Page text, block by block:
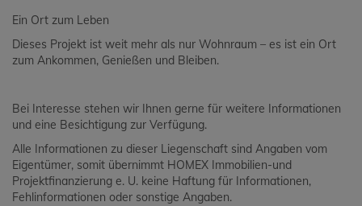
Ein Ort zum Leben
Dieses Projekt ist weit mehr als nur Wohnraum – es ist ein Ort
zum Ankommen, Genießen und Bleiben.
Bei Interesse stehen wir Ihnen gerne für weitere Informationen
und eine Besichtigung zur Verfügung.
Alle Informationen zu dieser Liegenschaft sind Angaben vom
Eigentümer, somit übernimmt HOMEX Immobilien-und
Projektfinanzierung e. U. keine Haftung für Informationen,
Fehlinformationen oder sonstige Angaben.